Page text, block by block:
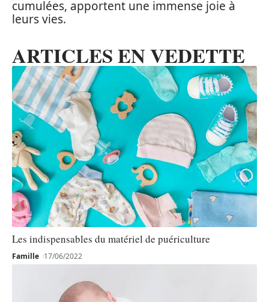
cumulées, apportent une immense joie à
leurs vies.
ARTICLES EN VEDETTE
Les indispensables du matériel de puériculture
Famille 17/06/2022